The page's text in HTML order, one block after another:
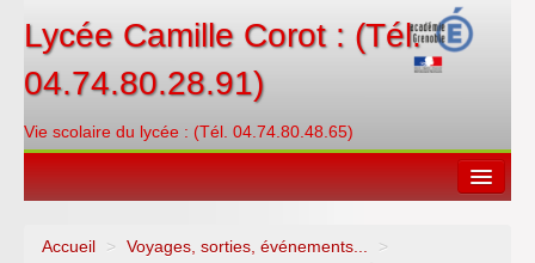
Lycée Camille Corot : (Tél.
04.74.80.28.91)
Vie scolaire du lycée : (Tél. 04.74.80.48.65)
Accueil > Voyages, sorties, événements...
>